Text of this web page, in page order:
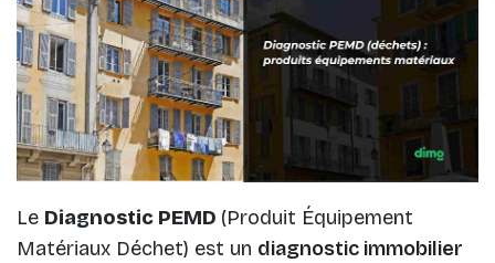
Le Diagnostic PEMD (Produit Équipement
Matériaux Déchet) est un diagnostic immobilier